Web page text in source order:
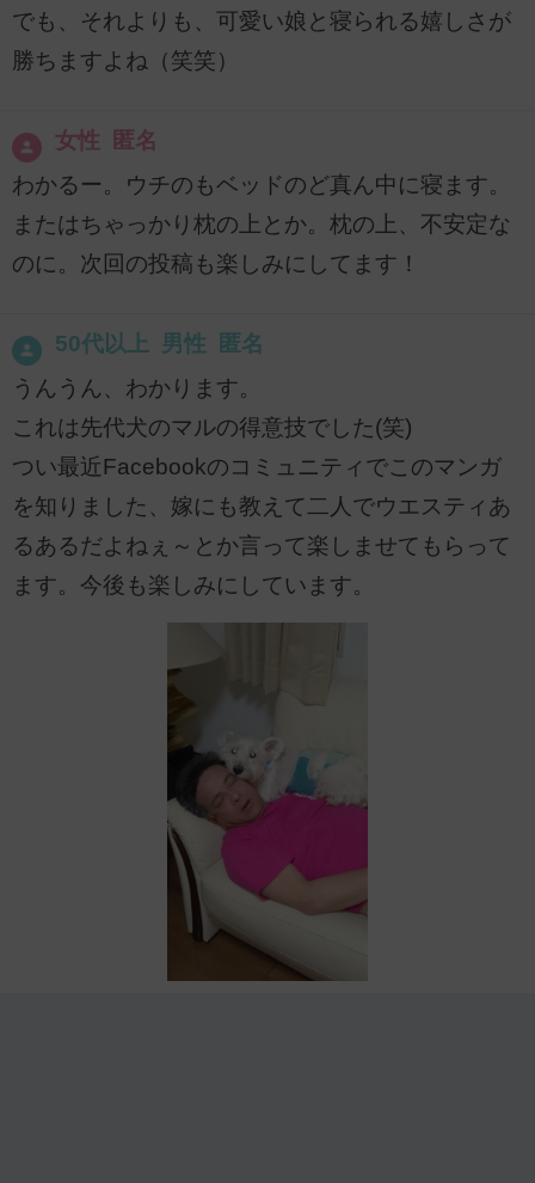
でも、それよりも、可愛い娘と寝られる嬉しさが
勝ちますよね（笑笑）
女性 匿名
わかるー。ウチのもベッドのど真ん中に寝ます。
またはちゃっかり枕の上とか。枕の上、不安定な
のに。次回の投稿も楽しみにしてます！
50代以上 男性 匿名
うんうん、わかります。
これは先代犬のマルの得意技でした(笑)
つい最近Facebookのコミュニティでこのマンガ
を知りました、嫁にも教えて二人でウエスティあ
るあるだよねぇ～とか言って楽しませてもらって
ます。今後も楽しみにしています。